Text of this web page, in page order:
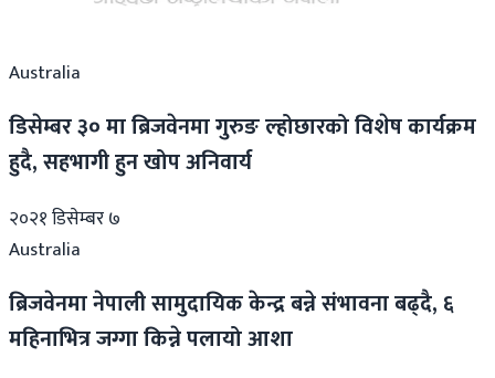
Australia
डिसेम्बर ३० मा ब्रिजवेनमा गुरुङ ल्होछारको विशेष कार्यक्रम
हुदै, सहभागी हुन खोप अनिवार्य
२०२१ डिसेम्बर ७
Australia
ब्रिजवेनमा नेपाली सामुदायिक केन्द्र बन्ने संभावना बढ्दै, ६
महिनाभित्र जग्गा किन्ने पलायो आशा